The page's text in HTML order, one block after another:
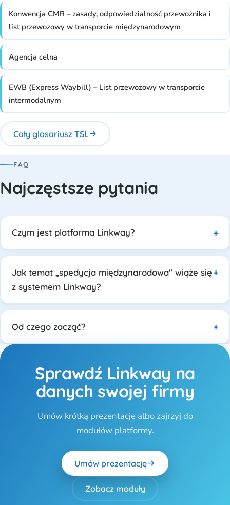
Konwencja CMR – zasady, odpowiedzialność przewoźnika i
list przewozowy w transporcie międzynarodowym
Agencja celna
EWB (Express Waybill) – List przewozowy w transporcie
intermodalnym
Cały glosariusz TSL
FAQ
Najczęstsze pytania
Czym jest platforma Linkway?
Jak temat „spedycja międzynarodowa" wiąże się
z systemem Linkway?
Od czego zacząć?
Sprawdź Linkway na
danych swojej firmy
Umów krótką prezentację albo zajrzyj do
modułów platformy.
Umów prezentację
Zobacz moduły